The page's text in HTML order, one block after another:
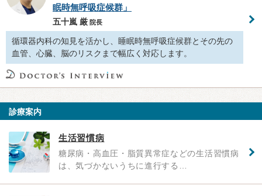
眠時無呼吸症候群」
五十嵐 厳 院長
循環器内科の知見を活かし、睡眠時無呼吸症候群とその先の
血管、心臓、脳のリスクまで幅広く対応します。
診療案内
生活習慣病
糖尿病・高血圧・脂質異常症などの生活習慣病
は、気づかないうちに進行する…